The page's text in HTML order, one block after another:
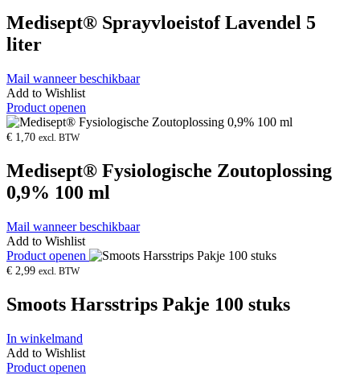
Medisept® Sprayvloeistof Lavendel 5
liter
Mail wanneer beschikbaar
Add to Wishlist
Product openen
€ 1,70 excl. BTW
Medisept® Fysiologische Zoutoplossing
0,9% 100 ml
Mail wanneer beschikbaar
Add to Wishlist
Product openen
€ 2,99 excl. BTW
Smoots Harsstrips Pakje 100 stuks
In winkelmand
Add to Wishlist
Product openen